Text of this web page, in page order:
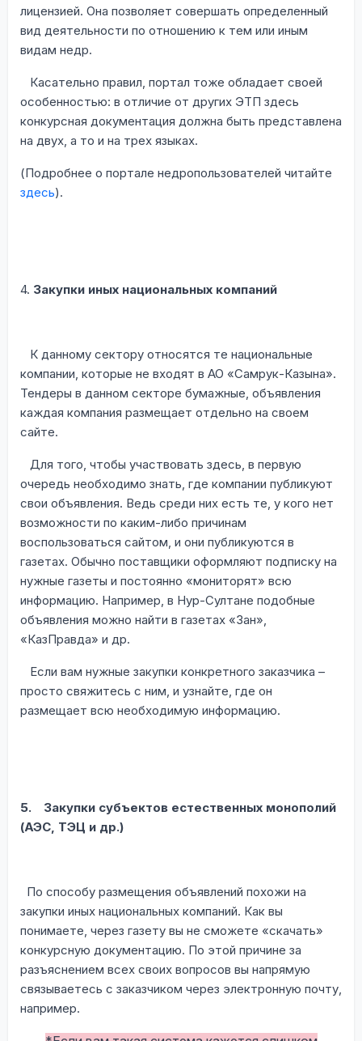
лицензией. Она позволяет совершать определенный
вид деятельности по отношению к тем или иным
видам недр.
Касательно правил, портал тоже обладает своей
особенностью: в отличие от других ЭТП здесь
конкурсная документация должна быть представлена
на двух, а то и на трех языках.
(Подробнее о портале недропользователей читайте
здесь).
4. Закупки иных национальных компаний
К данному сектору относятся те национальные
компании, которые не входят в АО «Самрук-Казына».
Тендеры в данном секторе бумажные, объявления
каждая компания размещает отдельно на своем
сайте.
Для того, чтобы участвовать здесь, в первую
очередь необходимо знать, где компании публикуют
свои объявления. Ведь среди них есть те, у кого нет
возможности по каким-либо причинам
воспользоваться сайтом, и они публикуются в
газетах. Обычно поставщики оформляют подписку на
нужные газеты и постоянно «мониторят» всю
информацию. Например, в Нур-Султане подобные
объявления можно найти в газетах «Зан»,
«КазПравда» и др.
Если вам нужные закупки конкретного заказчика –
просто свяжитесь с ним, и узнайте, где он
размещает всю необходимую информацию.
5.
Закупки субъектов естественных монополий
(АЭС, ТЭЦ и др.)
По способу размещения объявлений похожи на
закупки иных национальных компаний. Как вы
понимаете, через газету вы не сможете «скачать»
конкурсную документацию. По этой причине за
разъяснением всех своих вопросов вы напрямую
связываетесь с заказчиком через электронную почту,
например.